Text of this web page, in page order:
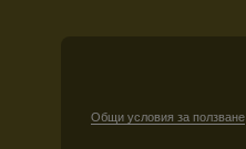
Общи условия за ползване